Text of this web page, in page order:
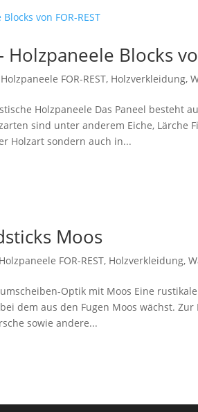
Blocks
Holzpaneele FOR-REST, Holzverkleidung,
Holzpaneele Das Paneel besteht
sind unter anderem Eiche, Lärche
Holzart sondern auch in...
Moos
Holzpaneele FOR-REST, Holzverkleidung,
Optik mit Moos Eine
dem aus den Fugen Moos wächst.
sowie andere...